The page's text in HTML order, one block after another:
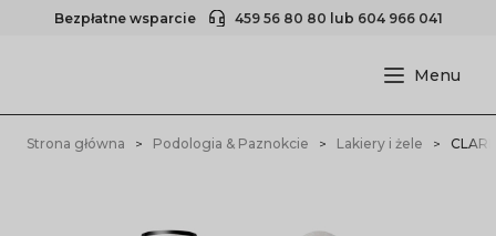
Bezpłatne wsparcie 459 56 80 80 lub 604 966 041
Strona główna Podologia & Paznokcie Lakiery i żele